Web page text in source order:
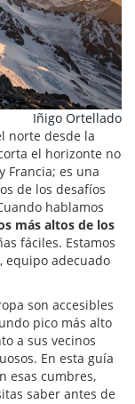
Iñigo Ortellado
norte desde la
el horizonte no
Francia; es una
de los desafíos
hablamos
más altos de los
fáciles. Estamos
equipo adecuado
son accesibles
pico más alto
a sus vecinos
En esta guía
esas cumbres,
saber antes de